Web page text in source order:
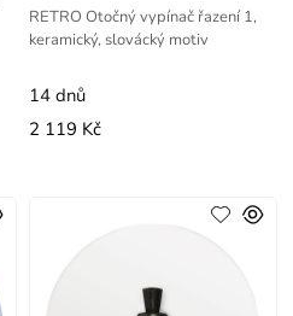
RETRO Otočný vypínač řazení 1,
keramický, slovácký motiv
14 dnů
2 119 Kč